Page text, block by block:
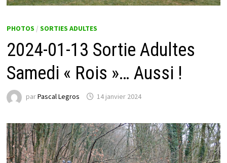
PHOTOS / SORTIES ADULTES
2024-01-13 Sortie Adultes
Samedi « Rois »… Aussi !
parPascal Legros 14 janvier 2024